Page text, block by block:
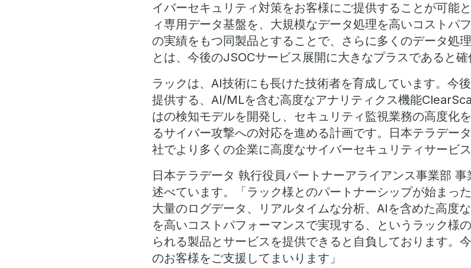
イバーセキュリティ対策をお客様にご提供することが可能
ィ専用データ基盤を、大規模なデータ処理を高いコストパ
の実績をもつ同製品とすることで、さらに多くのデータ処
とは、今後のJSOCサービス展開に大きなプラスであると確
ラックは、AI技術にも長けた技術者を育成しています。今
提供する、AI/MLを含む高度なアナリティクス機能
はの検知モデルを開発し、セキュリティ監視業務の高度化
るサイバー攻撃への対応を進める計画です。日本テラデー
社でより多くの企業に高度なサイバーセキュリティサービ
日本テラデータ 執行役員パートナーアライアンス事業部
述べています。「ラック様とのパートナーシップが始まっ
大量のログデータ、リアルタイムな分析、AIを含めた高度
を高いコストパフォーマンスで実現する、というラック様
られる製品とサービスを提供できると自負しております。
のお客様をご支援してまいります」